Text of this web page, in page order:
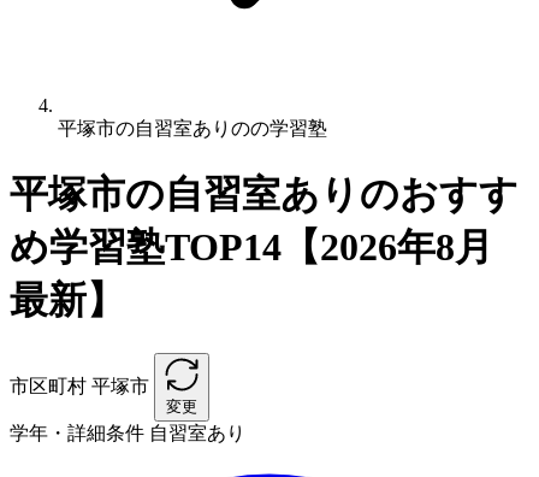
平塚市の自習室ありのの学習塾
平塚市の自習室ありのおすす
め学習塾TOP14【2026年8月
最新】
市区町村 平塚市
変更
学年・詳細条件 自習室あり